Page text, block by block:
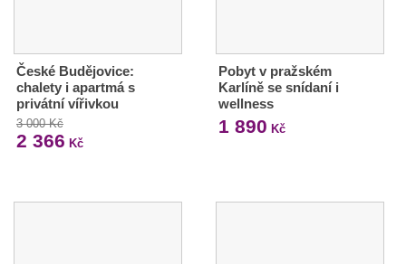
České Budějovice:
chalety i apartmá s
privátní vířivkou
3 000 Kč
2 366 Kč
Pobyt v pražském
Karlíně se snídaní i
wellness
1 890 Kč